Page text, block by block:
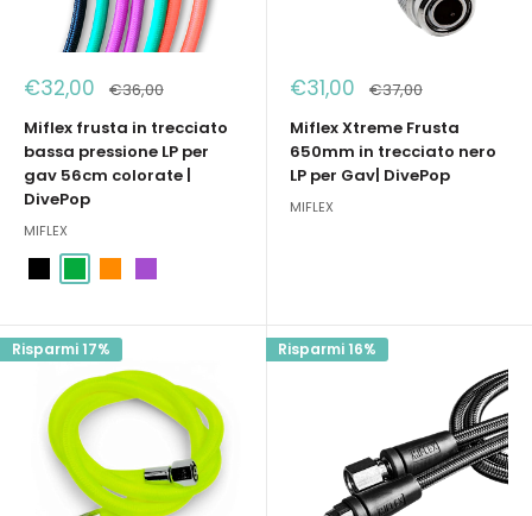
Prezzo
scontato
€32,00 Prezzo
€36,00
Miflex frusta in trecciato
bassa pressione LP per
gav 56cm colorate |
DivePop
MIFLEX
Prezzo
scontato
€31,00 Prezzo
€37,00
Miflex Xtreme Frusta
650mm in trecciato nero
LP per Gav| DivePop
MIFLEX
Risparmi 17% Risparmi 16%